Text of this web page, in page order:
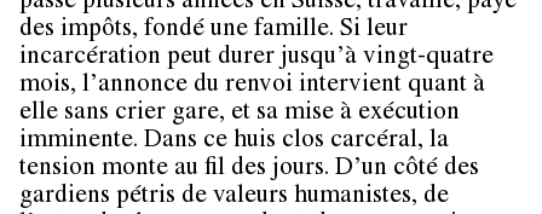
des impôts, fondé une famille. Si leur
incarcération peut durer jusqu’à vingt-quatre
mois, l’annonce du renvoi intervient quant à
elle sans crier gare, et sa mise à exécution
imminente. Dans ce huis clos carcéral, la
tension monte au fil des jours. D’un côté des
gardiens pétris de valeurs humanistes, de